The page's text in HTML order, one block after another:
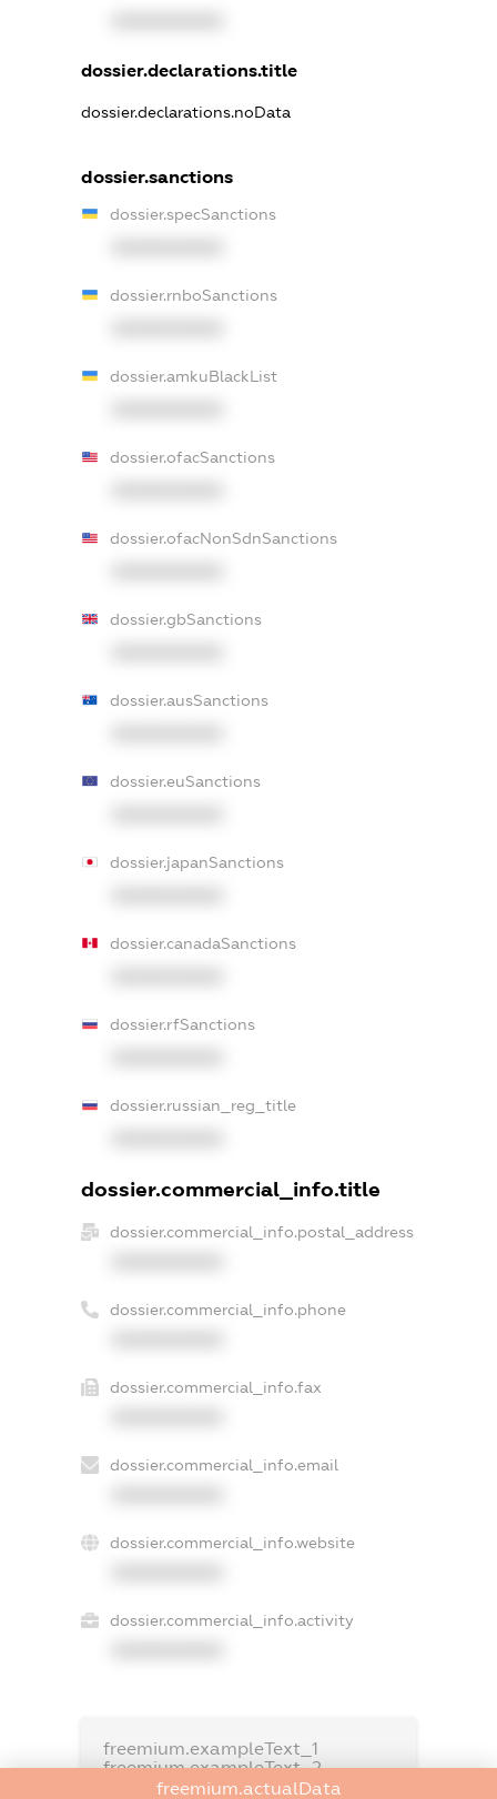
dossier.declarations.title
dossier.declarations.noData
dossier.sanctions
dossier.specSanctions
dossier.rnboSanctions
dossier.amkuBlackList
dossier.ofacSanctions
dossier.ofacNonSdnSanctions
dossier.gbSanctions
dossier.ausSanctions
dossier.euSanctions
dossier.japanSanctions
dossier.canadaSanctions
dossier.rfSanctions
dossier.russian_reg_title
dossier.commercial_info.title
dossier.commercial_info.postal_address
dossier.commercial_info.phone
dossier.commercial_info.fax
dossier.commercial_info.email
dossier.commercial_info.website
dossier.commercial_info.activity
freemium.exampleText_1
freemium.exampleText_2
freemium.anonymousPerSearch2
freemium.actualData